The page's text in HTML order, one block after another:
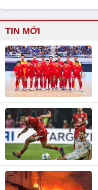
TIN MỚI